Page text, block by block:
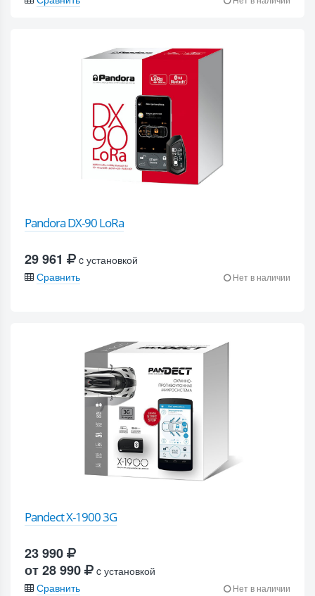
Pandora DX-90 LoRa
29 961
c установкой
Сравнить
Нет в наличии
Pandect X-1900 3G
23 990
от 28 990
c установкой
Сравнить
Нет в наличии